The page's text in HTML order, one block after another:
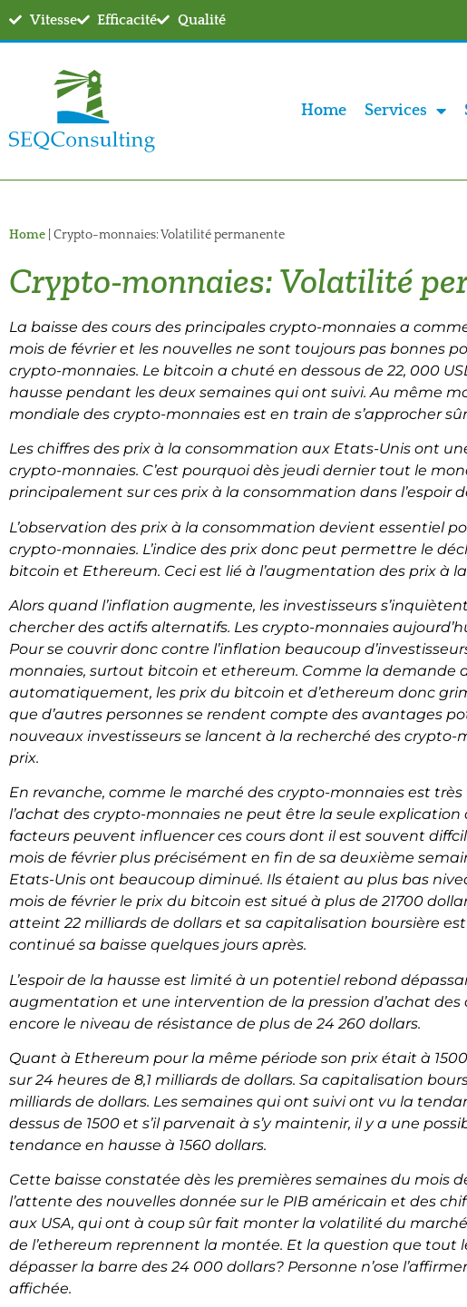
Vitesse Efficacité Qualité
Home Services
Home Crypto-monnaies: Volatilité permanente
Crypto-monnaies: Volatilité
La baisse des cours des principales crypto-monnaies a
mois de février et les nouvelles ne sont toujours pas bonnes
crypto-monnaies. Le bitcoin a chuté en dessous de 22, 000
hausse pendant les deux semaines qui ont suivi. Au même
mondiale des crypto-monnaies est en train de s’approcher
Les chiffres des prix à la consommation aux Etats-Unis ont
crypto-monnaies. C’est pourquoi dès jeudi dernier tout le
principalement sur ces prix à la consommation dans l’espoir
L’observation des prix à la consommation devient essentiel
crypto-monnaies. L’indice des prix donc peut permettre le
bitcoin et Ethereum. Ceci est lié à l’augmentation des prix à
Alors quand l’inflation augmente, les investisseurs
chercher des actifs alternatifs. Les crypto-monnaies
Pour se couvrir donc contre l’inflation beaucoup
monnaies, surtout bitcoin et ethereum. Comme la demande
automatiquement, les prix du bitcoin et d’ethereum donc
que d’autres personnes se rendent compte des avantages
nouveaux investisseurs se lancent à la recherché des
prix.
En revanche, comme le marché des crypto-monnaies est très
l’achat des crypto-monnaies ne peut être la seule explication
facteurs peuvent influencer ces cours dont il est souvent
mois de février plus précisément en fin de sa deuxième
Etats-Unis ont beaucoup diminué. Ils étaient au plus bas
mois de février le prix du bitcoin est situé à plus de 21700
atteint 22 milliards de dollars et sa capitalisation boursière est
continué sa baisse quelques jours après.
L’espoir de la hausse est limité à un potentiel rebond
augmentation et une intervention de la pression d’achat
encore le niveau de résistance de plus de 24 260 dollars.
Quant à Ethereum pour la même période son prix était à
sur 24 heures de 8,1 milliards de dollars. Sa capitalisation
milliards de dollars. Les semaines qui ont suivi ont vu la
dessus de 1500 et s’il parvenait à s’y maintenir, il y a une
tendance en hausse à 1560 dollars.
Cette baisse constatée dès les premières semaines du mois
l’attente des nouvelles donnée sur le PIB américain et des
aux USA, qui ont à coup sûr fait monter la volatilité du
de l’ethereum reprennent la montée. Et la question que tout
dépasser la barre des 24 000 dollars? Personne n’ose
affichée.